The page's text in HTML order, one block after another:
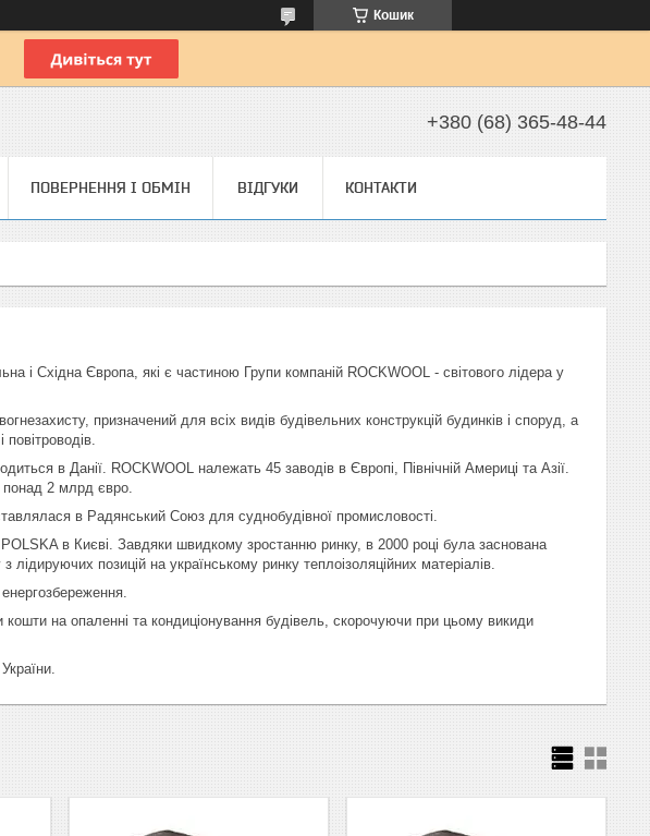
Кошик
+380 (68) 365-48-44
ПОВЕРНЕННЯ І ОБМІН ВІДГУКИ КОНТАКТИ
і Східна Європа, які є частиною Групи компаній ROCKWOOL - світового лідера у
призначений для всіх видів будівельних конструкцій будинків і споруд, а
в Данії. ROCKWOOL належать 45 заводів в Європі, Північній Америці та Азії.
понад 2 млрд євро.
в Радянський Союз для суднобудівної промисловості.
в Києві. Завдяки швидкому зростанню ринку, в 2000 році була заснована
позицій на українському ринку теплоізоляційних матеріалів.
кошти на опаленні та кондиціонування будівель, скорочуючи при цьому викиди